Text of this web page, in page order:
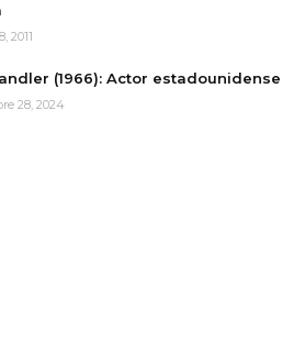
2011
(1966): Actor estadounidense
28, 2024